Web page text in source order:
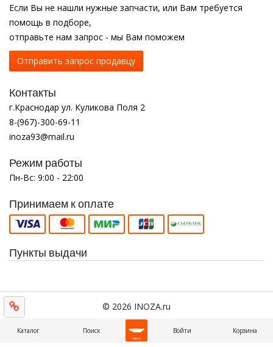
Если Вы не нашли нужные запчасти, или Вам требуется
помощь в подборе,
отправьте нам запрос - мы Вам поможем
Отправить запрос продавцу
Контакты
г.Краснодар ул. Куликова Поля 2
8-(967)-300-69-11
inoza93@mail.ru
Режим работы
Пн-Вс: 9:00 - 22:00
Принимаем к оплате
Пункты выдачи
© 2026 INOZA.ru